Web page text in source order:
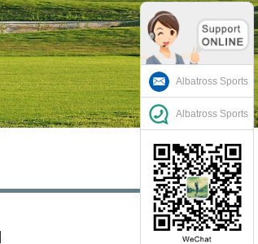
Albatross Sports
Albatross Sports